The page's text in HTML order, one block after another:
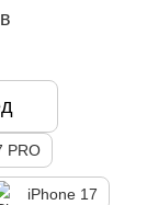
PRO
iPhone 17